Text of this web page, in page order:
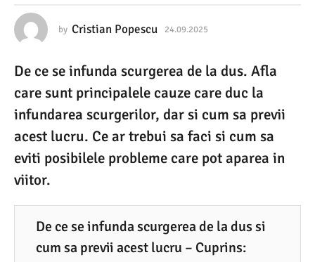
9
2
0
2
5
2
4
.
by Cristian Popescu 24.09.2025
0
.
2
0
2
De ce se infunda scurgerea de la dus. Afla
care sunt principalele cauze care duc la
infundarea scurgerilor, dar si cum sa previi
acest lucru. Ce ar trebui sa faci si cum sa
eviti posibilele probleme care pot aparea in
viitor.
De ce se infunda scurgerea de la dus si
cum sa previi acest lucru – Cuprins: